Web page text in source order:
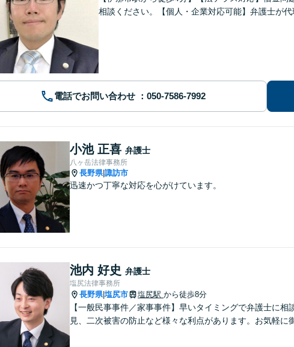
相談ください。【個人・企業対応可能】弁護士が
電話でお問い合わせ
小池 正喜 弁護士
八ヶ岳法律事務所
長野県|諏訪市
迅速かつ丁寧な対応を心がけています。
池内 好史 弁護士
塩尻法律事務所
長野県|塩尻市 塩尻駅 から徒歩8分
【一般民事事件／家事事件】早いタイミングで弁護士に
見、二次被害の防止など様々な利点があります。お気軽に